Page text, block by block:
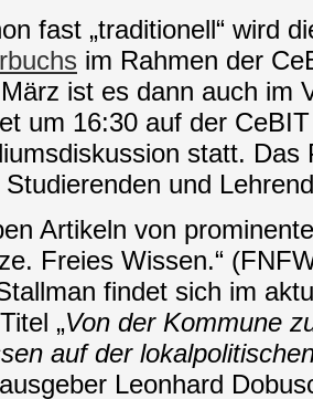
fast „traditionell“ wird
im Rahmen der
ist es dann auch im
um 16:30 auf der
statt. Das
Studierenden und
Artikeln von
Freies Wissen.“
findet sich im
„Von der Kommune
auf der
Leonhard